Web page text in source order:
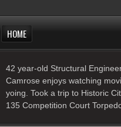
HOME
42 year-old Structural
Camrose enjoys watching
yoing. Took a trip to Historic
135 Competition Court